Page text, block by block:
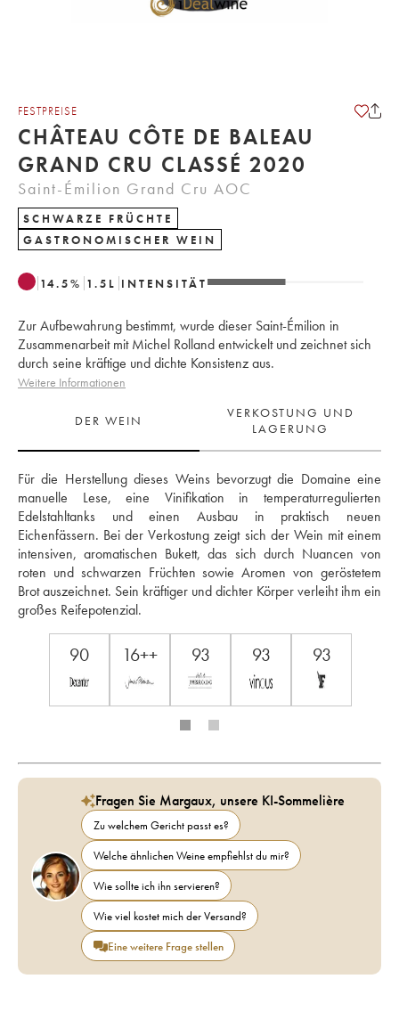
FESTPREISE
CHÂTEAU CÔTE DE BALEAU
GRAND CRU CLASSÉ 2020
Saint-Émilion Grand Cru AOC
SCHWARZE FRÜCHTE
GASTRONOMISCHER WEIN
14.5% 1.5 L INTENSITÄT
Zur Aufbewahrung bestimmt, wurde dieser Saint-Émilion in
Zusammenarbeit mit Michel Rolland entwickelt und zeichnet sich
durch seine kräftige und dichte Konsistenz aus.
Weitere Informationen
DER WEIN
VERKOSTUNG UND
LAGERUNG
Für die Herstellung dieses Weins bevorzugt die Domaine eine
manuelle Lese, eine Vinifikation in temperaturregulierten
Edelstahltanks und einen Ausbau in praktisch neuen
Eichenfässern. Bei der Verkostung zeigt sich der Wein mit einem
intensiven, aromatischen Bukett, das sich durch Nuancen von
roten und schwarzen Früchten sowie Aromen von geröstetem
Brot auszeichnet. Sein kräftiger und dichter Körper verleiht ihm ein
großes Reifepotenzial.
90 16++ 93 93 93
Fragen Sie Margaux, unsere KI-Sommelière
Zu welchem Gericht passt es?
Welche ähnlichen Weine empfiehlst du mir?
Wie sollte ich ihn servieren?
Wie viel kostet mich der Versand?
Eine weitere Frage stellen